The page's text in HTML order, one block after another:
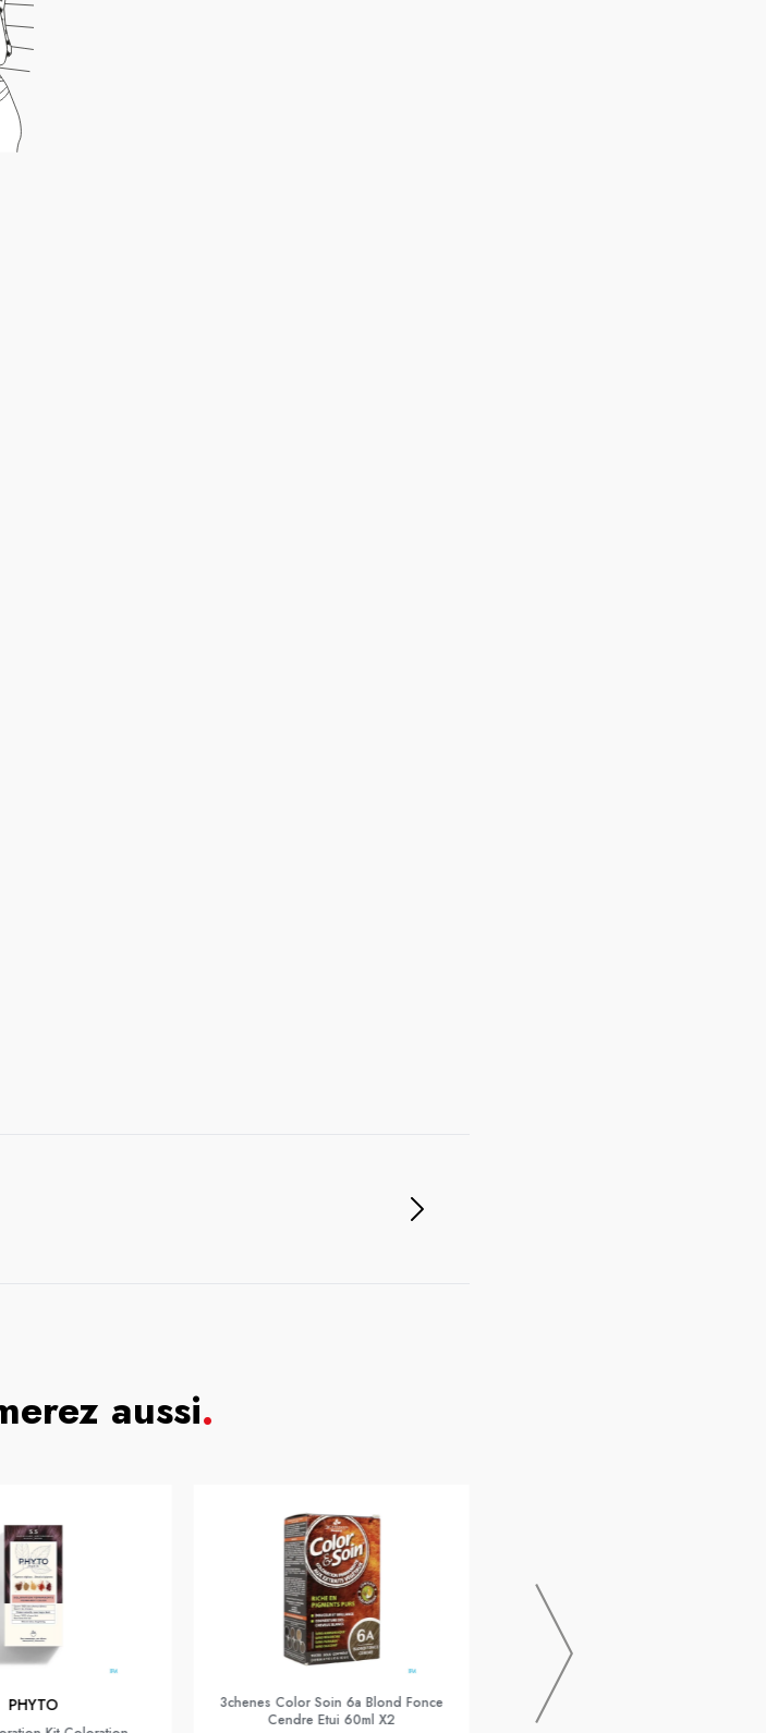
aussi.
PHYTO
3chenes Color Soin 6a Blond Fonce
Cendre Etui 60ml X2